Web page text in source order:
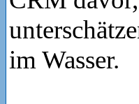
im Wasser.